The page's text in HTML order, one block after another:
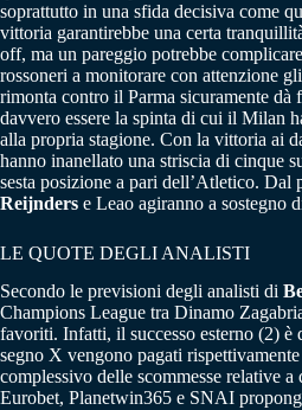
soprattutto in una sfida decisiva come
vittoria garantirebbe una certa
off, ma un pareggio potrebbe
rossoneri a monitorare con attenzione
rimonta contro il Parma sicuramente dà
davvero essere la spinta di cui il Milan
alla propria stagione. Con la vittoria ai
hanno inanellato una striscia di cinque
sesta posizione a pari dell’Atletico. Dal
Reijnders e Leao agiranno a sostegno
LE QUOTE DEGLI ANALISTI
Secondo le previsioni degli analisti di
Champions League tra Dinamo
favoriti. Infatti, il successo esterno (2) è
segno X vengono pagati
complessivo delle scommesse relative
Eurobet, Planetwin365 e SNAI